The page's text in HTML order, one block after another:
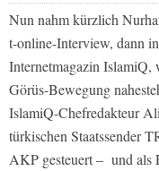
Nun nahm kürzlich
t-online-Interview, dann
InternetmagazinIslamiQ,
Görüs-Bewegung
IslamiQ-Chefredakteur
türkischen Staatssender
AKP gesteuert – und als